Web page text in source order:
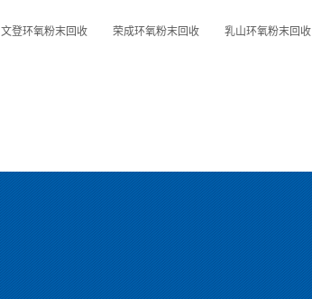
文登环氧粉末回收 荣成环氧粉末回收 乳山环氧粉末回收